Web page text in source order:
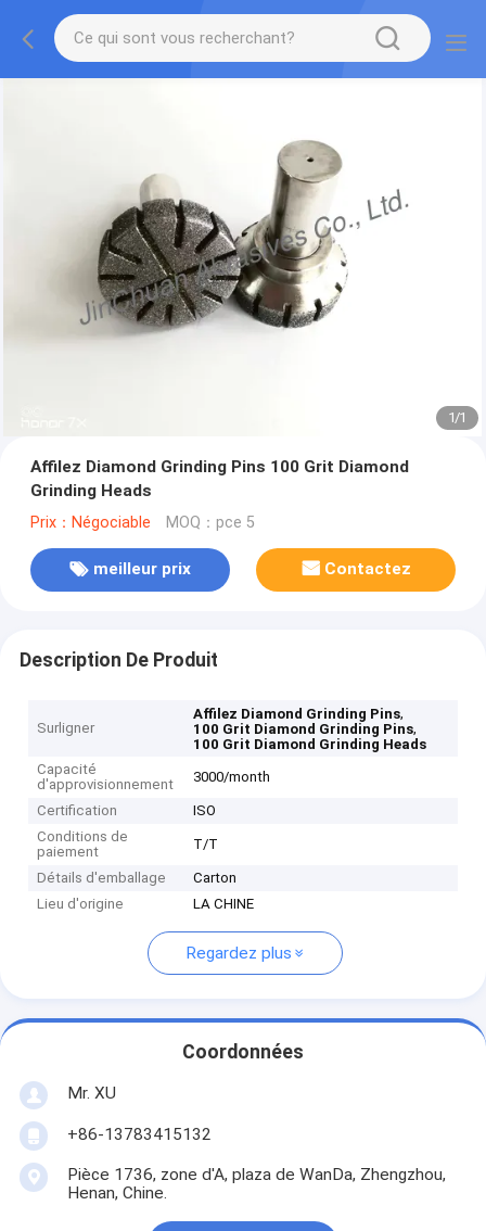
1/1
Affilez Diamond Grinding Pins 100 Grit Diamond
Grinding Heads
Prix：Négociable MOQ：pce 5
meilleur prix Contactez
Description De Produit
Surligner
Affilez Diamond Grinding Pins,
100 Grit Diamond Grinding Pins,
100 Grit Diamond Grinding Heads
Capacité
d'approvisionnement
3000/month
Certification
ISO
Conditions de
paiement
T/T
Détails d'emballage
Carton
Lieu d'origine
LA CHINE
Regardez plus
Coordonnées
Mr. XU
+86-13783415132
Pièce 1736, zone d'A, plaza de WanDa, Zhengzhou,
Henan, Chine.